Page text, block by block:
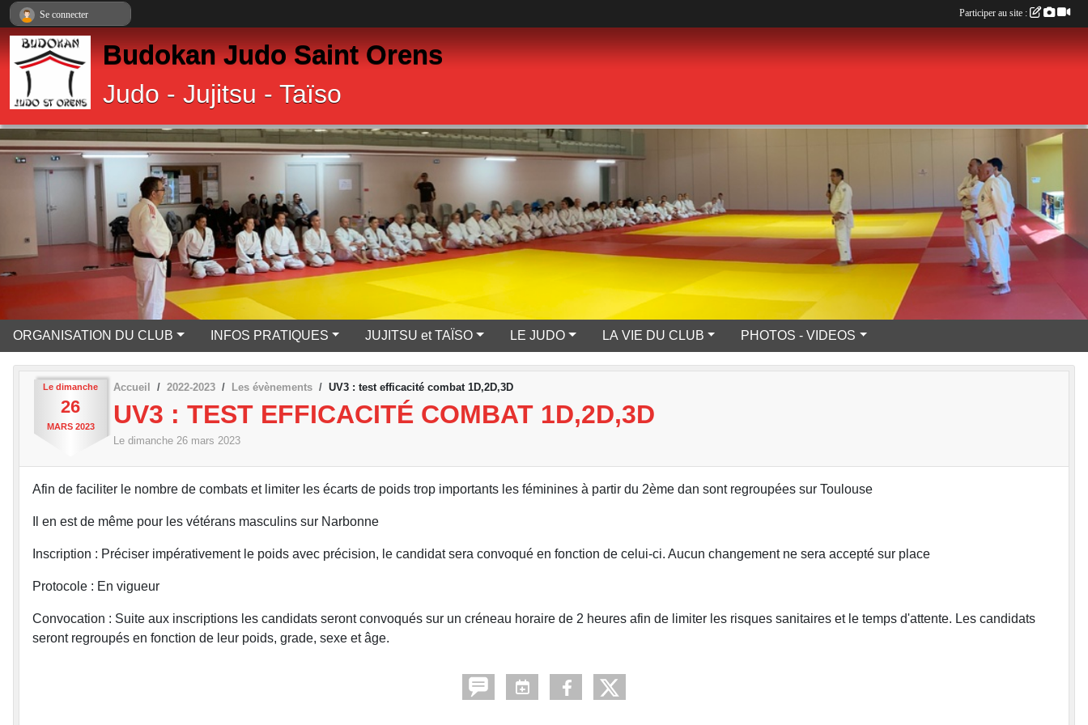
Budokan Judo Saint Orens
Judo - Jujitsu - Taïso
ORGANISATION DU CLUB INFOS PRATIQUES JUJITSU et TAÏSO LE JUDO LA VIE DU CLUB PHOTOS - VIDEOS
Le dimanche
26
MARS 2023
Accueil 2022-2023 Les évènements UV3 : test efficacité combat 1D,2D,3D
UV3 : TEST EFFICACITÉ COMBAT 1D,2D,3D
Le dimanche 26 mars 2023
Afin de faciliter le nombre de combats et limiter les écarts de poids trop importants les féminines à partir du 2ème dan sont regroupées sur Toulouse
Il en est de même pour les vétérans masculins sur Narbonne
Inscription : Préciser impérativement le poids avec précision, le candidat sera convoqué en fonction de celui-ci. Aucun changement ne sera accepté sur place
Protocole : En vigueur
Convocation : Suite aux inscriptions les candidats seront convoqués sur un créneau horaire de 2 heures afin de limiter les risques sanitaires et le temps d'attente. Les candidats
seront regroupés en fonction de leur poids, grade, sexe et âge.
Se connecter Participer au site :
Panneau de gestion des cookies